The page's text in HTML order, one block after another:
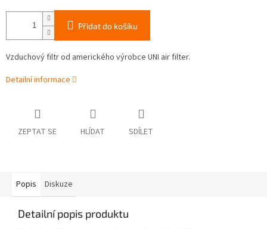
Přidat do košíku
Vzduchový filtr od amerického výrobce UNI air filter.
Detailní informace
ZEPTAT SE HLÍDAT SDÍLET
Popis Diskuze
Detailní popis produktu